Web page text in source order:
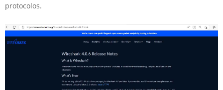
protocolos.